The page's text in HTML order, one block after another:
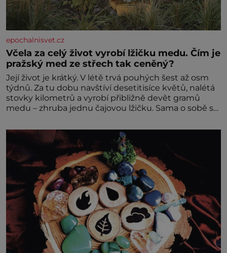
epochalnisvet.cz
Včela za celý život vyrobí lžičku medu. Čím je
pražský med ze střech tak ceněný?
Její život je krátký. V létě trvá pouhých šest až osm
týdnů. Za tu dobu navštíví desetitisíce květů, nalétá
stovky kilometrů a vyrobí přibližně devět gramů
medu – zhruba jednu čajovou lžičku. Sama o sobě se
dalšími desítkami tisíc příslušnic svého včelstva,
vznikne jeden z nejdokonalejších organismů